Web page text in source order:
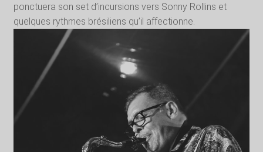
ponctuera son set d’incursions vers Sonny Rollins et
quelques rythmes brésiliens qu’il affectionne.